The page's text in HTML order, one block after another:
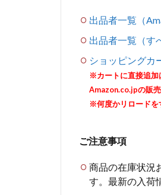
出品者一覧（
出品者一覧（す
ショッピングカ
※カートに直接追加
Amazon.co.jpの販
※何度かリロードを
ご注意事項
商品の在庫状況
す。最新の入荷